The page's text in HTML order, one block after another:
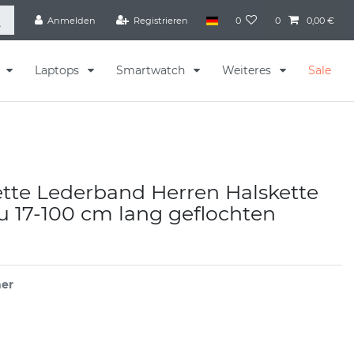
Anmelden Registrieren 0 0 0,00 €
Laptops Smartwatch Weiteres Sale
Lederband Herren Halskette
17-100 cm lang geflochten